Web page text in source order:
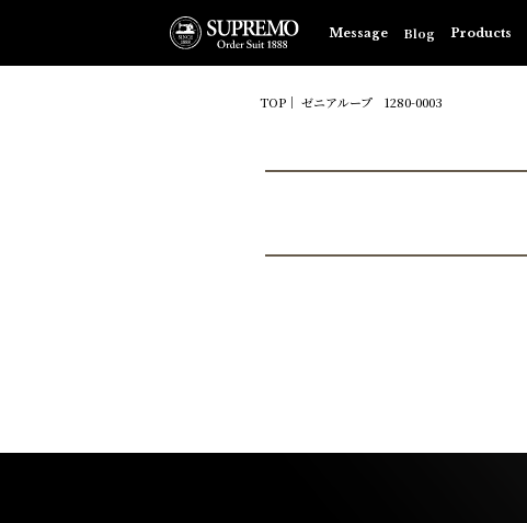
Message Blog Products
TOP ゼニアループ 1280-0003